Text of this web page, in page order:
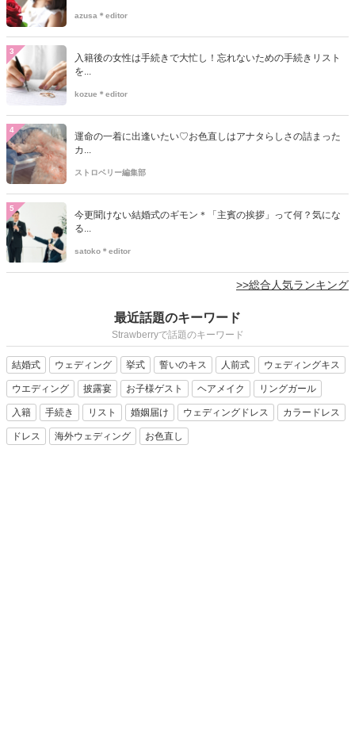
azusa＊editor
3
入籍後の女性は手続きで大忙し！忘れないための手続きリスト
を...
kozue＊editor
4
運命の一着に出逢いたい♡お色直しはアナタらしさの詰まった
カ...
ストロベリー編集部
5
今更聞けない結婚式のギモン＊「主賓の挨拶」って何？気にな
る...
satoko＊editor
>>総合人気ランキング
最近話題のキーワード
Strawberryで話題のキーワード
結婚式 ウェディング 挙式 誓いのキス 人前式 ウェディングキス
ウエディング 披露宴 お子様ゲスト ヘアメイク リングガール
入籍 手続き リスト 婚姻届け ウェディングドレス カラードレス
ドレス 海外ウェディング お色直し